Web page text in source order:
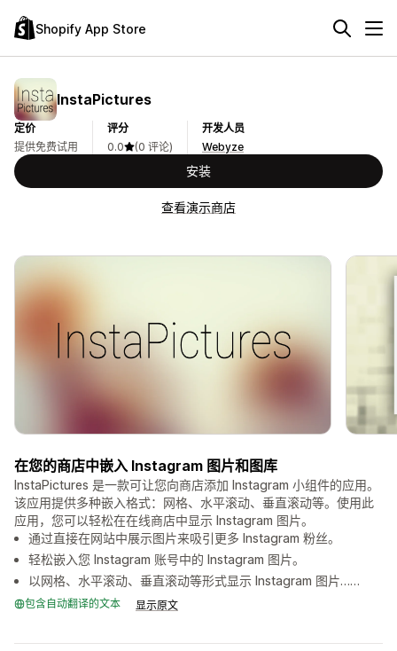
Shopify App Store
InstaPictures
定价
提供免费试用
评分
0.0
(0 评论)
开发人员
Webyze
安装
查看演示商店
在您的商店中嵌入 Instagram 图片和图库
InstaPictures 是一款可让您向商店添加 Instagram 小组件的应用。
该应用提供多种嵌入格式：网格、水平滚动、垂直滚动等。使用此
应用，您可以轻松在在线商店中显示 Instagram 图片。
通过直接在网站中展示图片来吸引更多 Instagram 粉丝。
轻松嵌入您 Instagram 账号中的 Instagram 图片。
以网格、水平滚动、垂直滚动等形式显示 Instagram 图片……
包含自动翻译的文本 显示原文